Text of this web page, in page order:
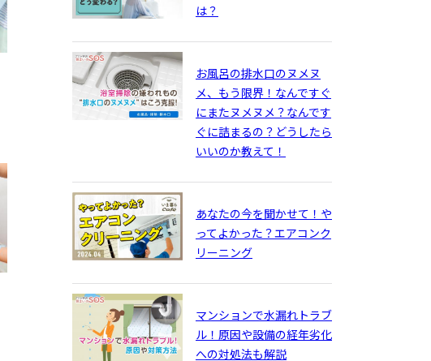
は？
お風呂の排水口のヌメヌ
メ、もう限界！なんですぐ
にまたヌメヌメ？なんです
ぐに詰まるの？どうしたら
いいのか教えて！
あなたの今を聞かせて！や
ってよかった？エアコンク
リーニング
マンションで水漏れトラブ
ル！原因や設備の経年劣化
への対処法も解説